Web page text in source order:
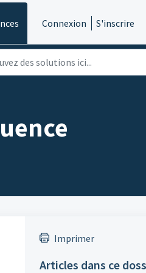
Connexion S'inscrire
Imprimer
Articles dans ce